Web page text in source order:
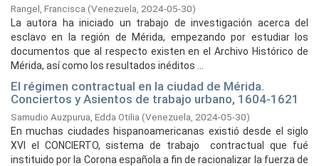
Rangel, Francisca (Venezuela, 2024-05-30)
La autora ha iniciado un trabajo de investigación acerca del
esclavo en la región de Mérida, empezando por estudiar los
documentos que al respecto existen en el Archivo Histórico de
Mérida, así como los resultados inéditos ...
El régimen contractual en la ciudad de Mérida.
Conciertos y Asientos de trabajo urbano, 1604-1621
Samudio Auzpurua, Edda Otilia (Venezuela, 2024-05-30)
En muchas ciudades hispanoamericanas existió desde el siglo
XVI el CONCIERTO, sistema de trabajo ­ contractual que fué
instituido por la Corona española a fin de racionalizar la fuerza de